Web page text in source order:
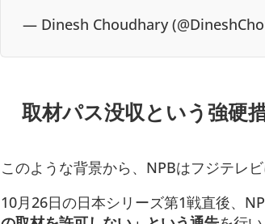
— Dinesh Choudhary
取材パス没収という強硬
このような背景から、NPBはフジテレ
10月26日の日本シリーズ第1戦直後、